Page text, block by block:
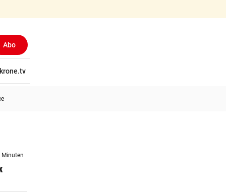
Abo
krone.tv
Minuten